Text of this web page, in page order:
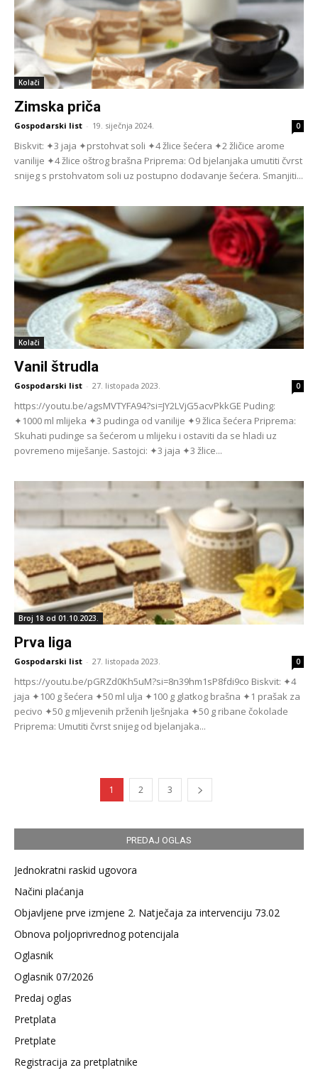
Kolači
Zimska priča
Gospodarski list - 19. siječnja 2024. 0
Biskvit: ✦3 jaja ✦prstohvat soli ✦4 žlice šećera ✦2 žličice arome
vanilije ✦4 žlice oštrog brašna Priprema: Od bjelanjaka umutiti čvrst
snijeg s pr­stohvatom soli uz postupno dodavanje šećera. Smanjiti...
Kolači
Vanil štrudla
Gospodarski list - 27. listopada 2023. 0
https://youtu.be/agsMVTYFA94?si=JY2LVjG5acvPkkGE Puding:
✦1000 ml mlijeka ✦3 pudinga od vanilije ✦9 žlica šećera Priprema:
Skuhati pudinge sa šećerom u mlijeku i ostaviti da se hladi uz
povremeno miješanje. Sastojci: ✦3 jaja ✦3 žlice...
Broj 18 od 01.10.2023.
Prva liga
Gospodarski list - 27. listopada 2023. 0
https://youtu.be/pGRZd0Kh5uM?si=8n39hm1sP8fdi9co Biskvit: ✦4
jaja ✦100 g šećera ✦50 ml ulja ✦100 g glatkog brašna ✦1 prašak za
pecivo ✦50 g mljevenih prženih lješnjaka ✦50 g ribane čokolade
Priprema: Umutiti čvrst snijeg od bjelanjaka...
1 2 3
PREDAJ OGLAS
Jednokratni raskid ugovora
Načini plaćanja
Objavljene prve izmjene 2. Natječaja za intervenciju 73.02
Obnova poljoprivrednog potencijala
Oglasnik
Oglasnik 07/2026
Predaj oglas
Pretplata
Pretplate
Registracija za pretplatnike